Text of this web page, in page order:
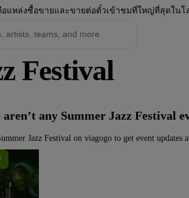
อแหล่งซื้อขายและขายต่อตั๋วเข้าชมที่ใหญ่ที่สุดใน
Festival
aren’t any Summer Jazz Festival
Jazz Festival on viagogo to get event updates